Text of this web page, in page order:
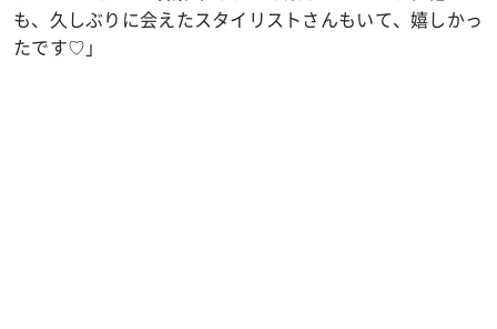
も、久しぶりに会えたスタイリストさんもいて、嬉しかっ
たです♡」